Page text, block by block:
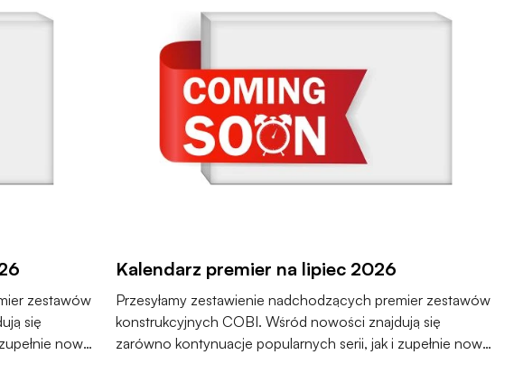
zestawów
się
nowe
Kalendarz premier na lipiec 2026
Przesyłamy zestawienie nadchodzących premier zestawów
konstrukcyjnych COBI. Wśród nowości znajdują się
zarówno kontynuacje popularnych serii, jak i zupełnie nowe